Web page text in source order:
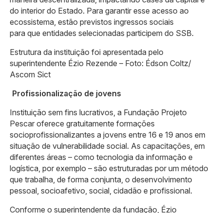
do interior do Estado. Para garantir esse acesso ao
ecossistema, estão previstos ingressos sociais
para que entidades selecionadas participem do SSB.
Estrutura da instituição foi apresentada pelo
superintendente Ézio Rezende – Foto: Édson Coltz/
Ascom Sict
Profissionalização de jovens
Instituição sem fins lucrativos, a Fundação Projeto
Pescar oferece gratuitamente formações
socioprofissionalizantes a jovens entre 16 e 19 anos em
situação de vulnerabilidade social. As capacitações, em
diferentes áreas – como tecnologia da informação e
logística, por exemplo – são estruturadas por um método
que trabalha, de forma conjunta, o desenvolvimento
pessoal, socioafetivo, social, cidadão e profissional.
Conforme o superintendente da fundação, Ézio